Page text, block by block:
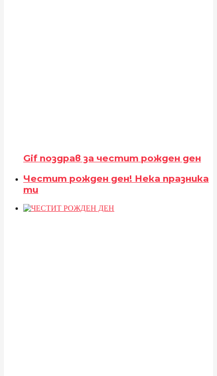
Gif поздрав за честит рожден ден
Честит рожден ден! Нека празника
ти